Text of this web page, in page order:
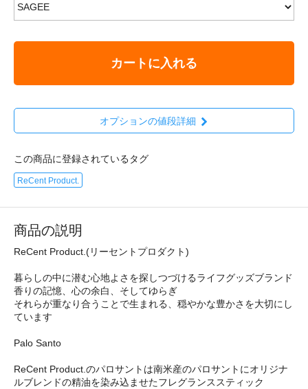
カートに入れる
オプションの値段詳細
この商品に登録されているタグ
ReCent Product.
商品の説明
ReCent Product.(リーセントプロダクト)
暮らしの中に潜む心地よさを探しつづけるライフグッズブランド
香りの記憶、心の余白、そしてゆらぎ
それらが重なり合うことで生まれる、穏やかな豊かさを大切にし
ています
Palo Santo
ReCent Product.のパロサントは南米産のパロサントにオリジナ
ルブレンドの精油を染み込ませたフレグランススティック